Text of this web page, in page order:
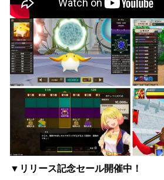
▼リリース記念セール開催中！